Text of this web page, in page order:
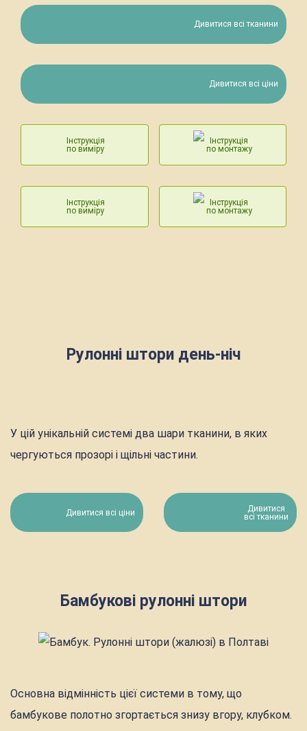
Дивитися всі тканини
Дивитися всі ціни
Інструкція
по виміру
Інструкція
по монтажу
Інструкція
по виміру
Інструкція
по монтажу
Рулонні штори день-ніч
У цій унікальній системі два шари тканини, в яких
чергуються прозорі і щільні частини.
Дивитися всі ціни
Дивитися
всі тканини
Бамбукові рулонні штори
Основна відмінність цієї системи в тому, що
бамбукове полотно згортається знизу вгору, клубком.